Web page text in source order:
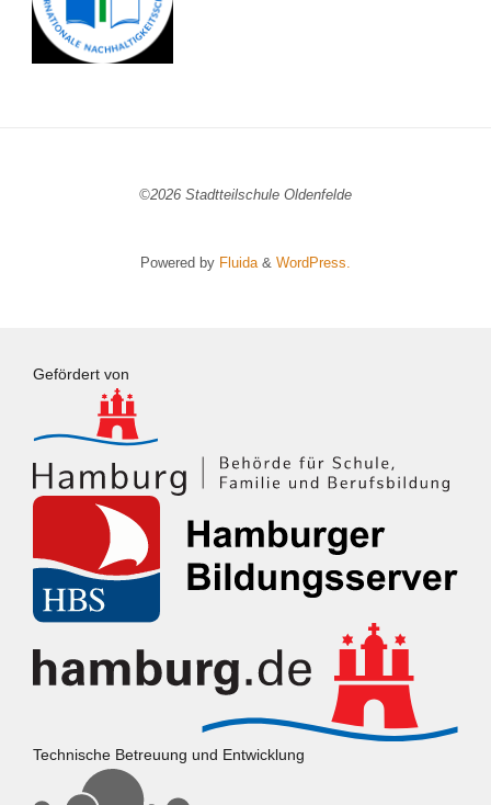
©2026 Stadtteilschule Oldenfelde
Powered by Fluida & WordPress.
Gefördert von
Technische Betreuung und Entwicklung